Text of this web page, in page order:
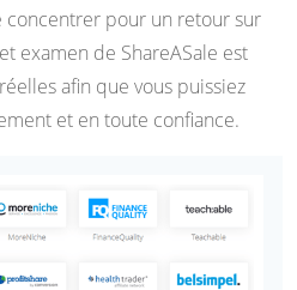
concentrer pour un retour sur
examen de ShareASale est
afin que vous puissiez
et en toute confiance.